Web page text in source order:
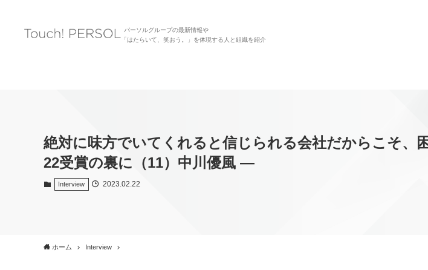
パーソルグループの最新情報や
「はたらいて、笑おう。」を体現する人と組織を紹介
絶対に味方でいてくれると信じられる会社だからこそ
22受賞の裏に（11）中川優風 ―
Interview 2023.02.22
ホーム Interview